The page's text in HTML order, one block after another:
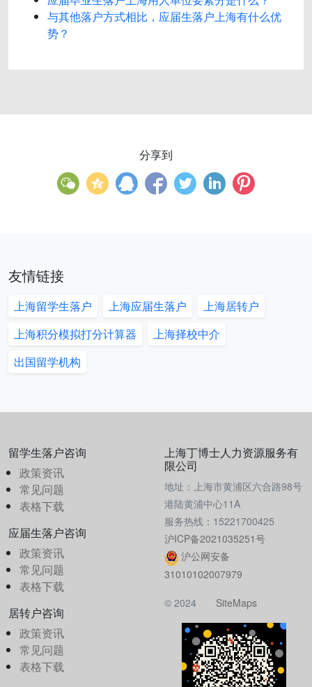
与其他落户方式相比，应届生落户上海有什么优
势？
分享到
友情链接
上海留学生落户 上海应届生落户
上海居转户
上海积分模拟打分计算器
上海择校中介
出国留学机构
留学生落户咨询
政策资讯
常见问题
表格下载
应届生落户咨询
政策资讯
常见问题
表格下载
居转户咨询
政策资讯
常见问题
表格下载
上海丁博士人力资源服务有
限公司
地址：上海市黄浦区六合路98号
港陆黄浦中心11A
服务热线：15221700425
沪ICP备2021035251号
沪公网安备
31010102007979
© 2024 SiteMaps